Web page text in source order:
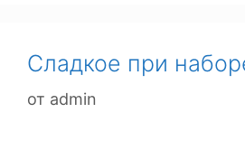
Сладкое при
от admin